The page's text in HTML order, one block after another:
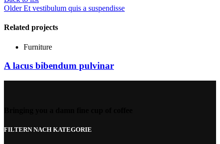
Older Et vestibulum quis a suspendisse
Related projects
Furniture
A lacus bibendum pulvinar
FILTERN NACH KATEGORIE